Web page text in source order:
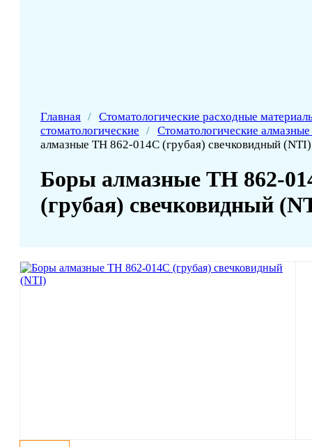
Главная / Стоматологические расходные
стоматологические / Стоматологические
алмазные ТН 862-014C (грубая) свечковидный (NTI)
Боры алмазные ТН 862-
(грубая) свечковидный